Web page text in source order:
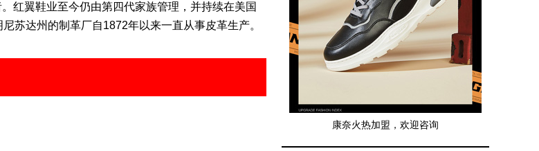
红翼鞋业至今仍由第四代家族管理，并持续在美国
达州的制革厂自1872年以来一直从事皮革生产。
康奈火热加盟，欢迎咨询